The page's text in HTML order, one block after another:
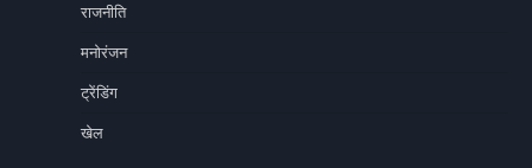
राजनीति
मनोरंजन
ट्रेंडिंग
खेल